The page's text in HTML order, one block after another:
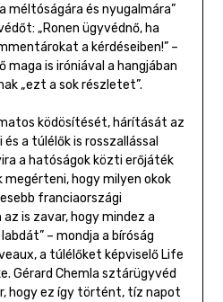
méltóságára és nyugalmára”
„Ronen ügyvédnő, ha
a kérdéseiben!” –
maga is iróniával a hangjában
„ezt a sok részletet”.
ködösítését, hárítását az
a túlélők is rosszallással
a hatóságok közti erőjáték
hogy milyen okok
franciaországi
is zavar, hogy mindez a
– mondja a bíróság
a túlélőket képviselő Life
Gérard Chemla sztárügyvéd
hogy ez így történt, tíz napot